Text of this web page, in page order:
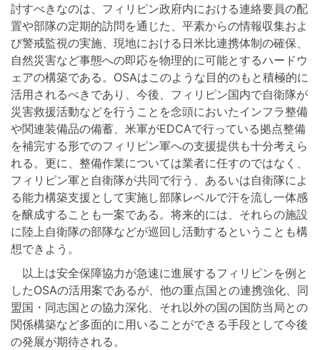
討すべきなのは、フィリピン政府内における連絡要員の配
置や部隊の定期的訪問を通じた、平素からの情報収集およ
び警戒監視の実施、現地における日米比連携体制の確保、
自然災害など事態への即応を物理的に可能とするハードウ
ェアの構築である。OSAはこのような目的のもと積極的に
活用されるべきであり、今後、フィリピン国内で自衛隊が
災害救援活動などを行うことを念頭においたインフラ整備
や関連装備品の備蓄、米軍がEDCAで行っている拠点整備
を補完する形でのフィリピン軍への支援提供も十分考えら
れる。更に、整備作業については業者に任すのではなく、
フィリピン軍と自衛隊が共同で行う、あるいは自衛隊によ
る能力構築支援として実施し部隊レベルで汗を流し一体感
を醸成することも一案である。将来的には、それらの施設
に陸上自衛隊の部隊などが巡回し活動するということも構
想できよう。
以上は安全保障協力が急速に進展するフィリピンを例と
したOSAの活用案であるが、他の重点国との連携強化、同
盟国・同志国との協力深化、それ以外の国の国防当局との
関係構築など多面的に用いることができる手段として今後
の発展が期待される。